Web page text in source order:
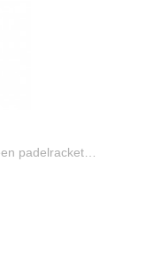
padelracket…